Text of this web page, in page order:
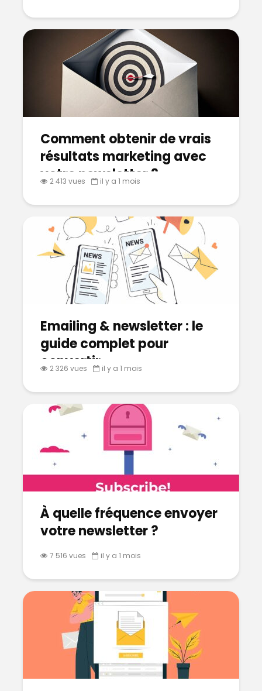
Comment obtenir de vrais
résultats marketing avec
votre newsletter ?
2 413 vues il y a 1 mois
Emailing & newsletter : le
guide complet pour
convertir
2 326 vues il y a 1 mois
À quelle fréquence envoyer
votre newsletter ?
7 516 vues il y a 1 mois